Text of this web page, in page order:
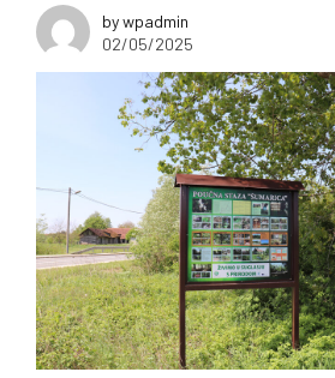
by wpadmin
02/05/2025